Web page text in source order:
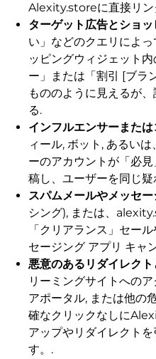
Alexity.storeに直接リン
ターゲット広告とショ
い」などのクエリによ
ッピングウィジェット
ー」または「割引 [ブラ
もののように見えるが
る.
インフルエンサーまた
ィール, ボット, あるい
ーのアカウントが「必
稿し、ユーザーを同じ
スパムメールやメッセー
シング), または、
「クリアランス」セー
セージング アプリ キャ
悪意のあるリダイレク
リーミングサイトへの
アポータル, または他の
確なクリックなしに
アップやリダイレクト
す。.